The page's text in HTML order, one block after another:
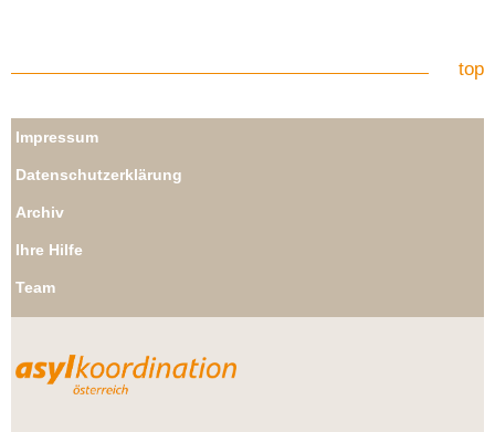
top
Impressum
Datenschutzerklärung
Archiv
Ihre Hilfe
Team